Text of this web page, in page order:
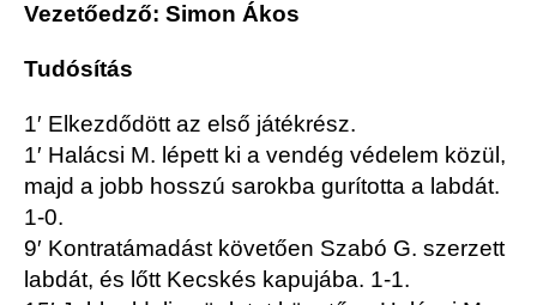
Vezetőedző: Simon Ákos
Tudósítás
1′ Elkezdődött az első játékrész.
1′ Halácsi M. lépett ki a vendég védelem közül,
majd a jobb hosszú sarokba gurította a labdát.
1-0.
9′ Kontratámadást követően Szabó G. szerzett
labdát, és lőtt Kecskés kapujába. 1-1.